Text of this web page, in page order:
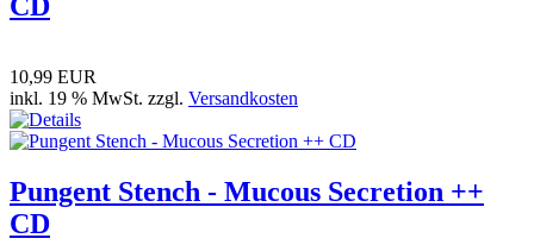
10,99 EUR
inkl. 19 % MwSt. zzgl. Versandkosten
Pungent Stench - Mucous Secretion ++
CD